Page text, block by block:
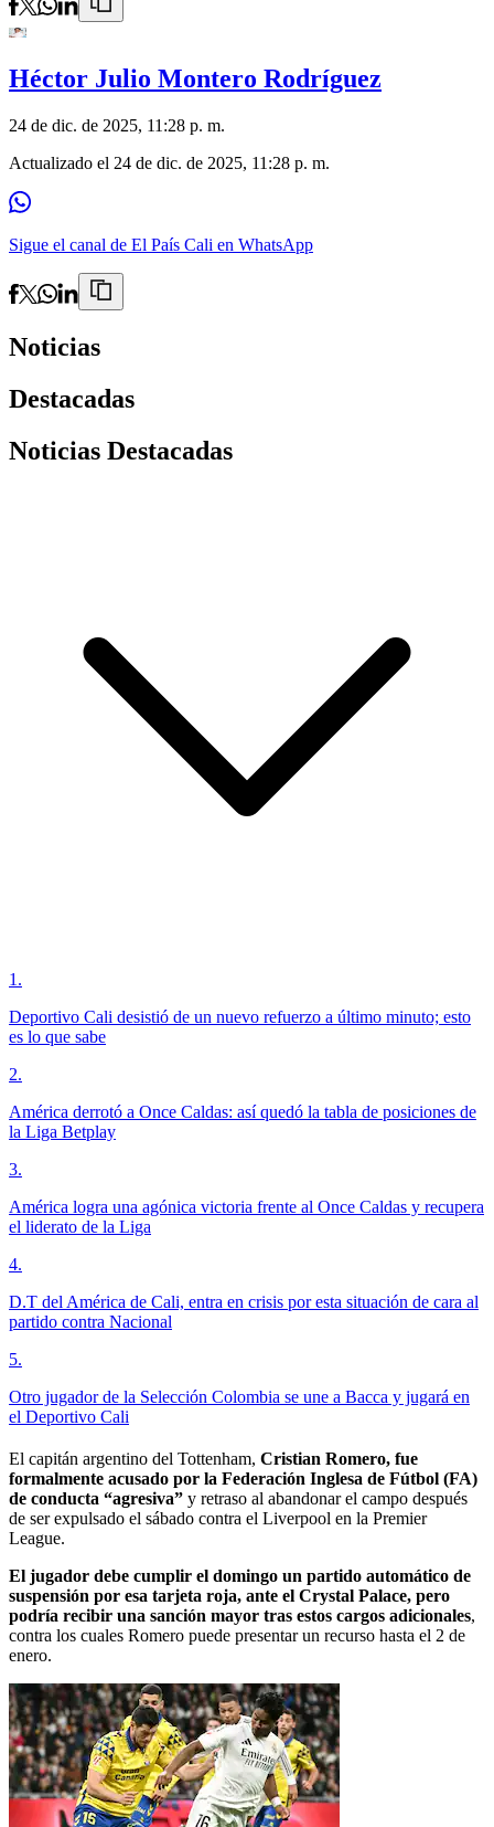
Héctor Julio Montero Rodríguez
24 de dic. de 2025, 11:28 p. m.
Actualizado el 24 de dic. de 2025, 11:28 p. m.
Sigue el canal de El País Cali en WhatsApp
Noticias
Destacadas
Noticias Destacadas
1 .
Deportivo Cali desistió de un nuevo refuerzo a último minuto; esto
es lo que sabe
2.
América derrotó a Once Caldas: así quedó la tabla de posiciones de
la Liga Betplay
3.
América logra una agónica victoria frente al Once Caldas y recupera
el liderato de la Liga
4.
D.T del América de Cali, entra en crisis por esta situación de cara al
partido contra Nacional
5.
Otro jugador de la Selección Colombia se une a Bacca y jugará en
el Deportivo Cali
El capitán argentino del Tottenham, Cristian Romero, fue
formalmente acusado por la Federación Inglesa de Fútbol (FA)
de conducta “agresiva” y retraso al abandonar el campo después
de ser expulsado el sábado contra el Liverpool en la Premier
League.
El jugador debe cumplir el domingo un partido automático de
suspensión por esa tarjeta roja, ante el Crystal Palace, pero
podría recibir una sanción mayor tras estos cargos adicionales,
contra los cuales Romero puede presentar un recurso hasta el 2 de
enero.